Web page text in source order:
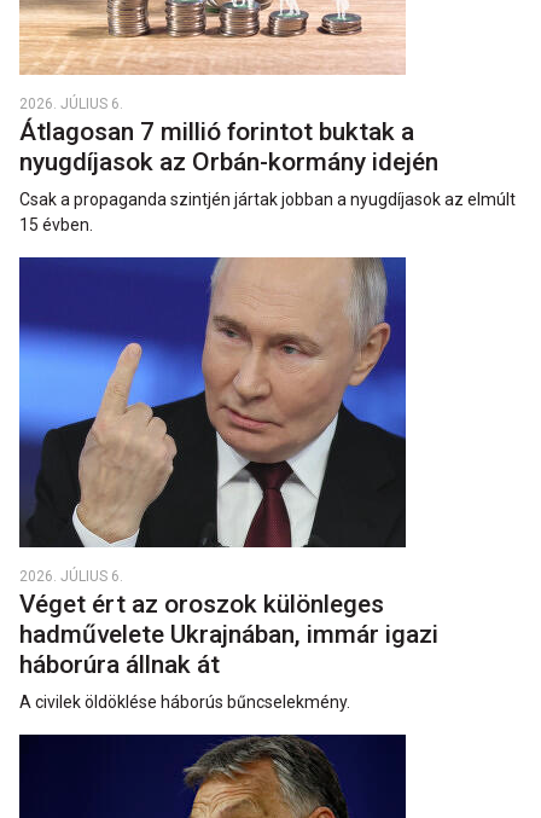
2026. JÚLIUS 6.
Átlagosan 7 millió forintot buktak a
nyugdíjasok az Orbán-kormány idején
Csak a propaganda szintjén jártak jobban a nyugdíjasok az elmúlt
15 évben.
2026. JÚLIUS 6.
Véget ért az oroszok különleges
hadművelete Ukrajnában, immár igazi
háborúra állnak át
A civilek öldöklése háborús bűncselekmény.